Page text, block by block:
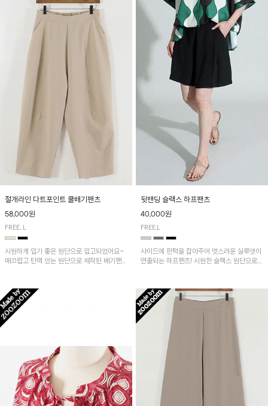
절개라인 다트포인트 쿨배기팬츠
58,000원
FREE, L
시원하게 입기 좋은 원단으로 입고되었어요~
매끄럽고 탄력 있는 원단으로 제작된 배기팬츠
뒷밴딩 슬랙스 하프팬츠
40,000원
FREE,L
사이드에 핀턱을 잡아주어 멋스러운 실루엣이
연출되는 하프팬츠! 시원한 슬랙스 원단으로